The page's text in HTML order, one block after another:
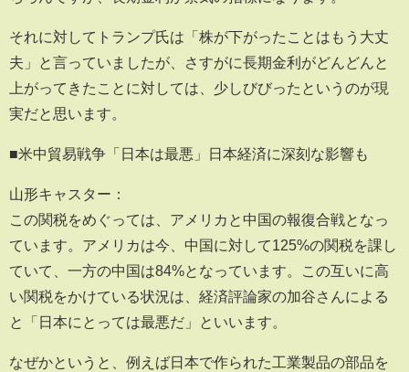
それに対してトランプ氏は「株が下がったことはもう大丈
夫」と言っていましたが、さすがに長期金利がどんどんと
上がってきたことに対しては、少しびびったというのが現
実だと思います。
■米中貿易戦争「日本は最悪」日本経済に深刻な影響も
山形キャスター：
この関税をめぐっては、アメリカと中国の報復合戦となっ
ています。アメリカは今、中国に対して125%の関税を課し
ていて、一方の中国は84%となっています。この互いに高
い関税をかけている状況は、経済評論家の加谷さんによる
と「日本にとっては最悪だ」といいます。
なぜかというと、例えば日本で作られた工業製品の部品を